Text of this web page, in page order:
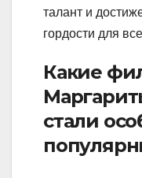
талант и
гордости для
Какие
стали